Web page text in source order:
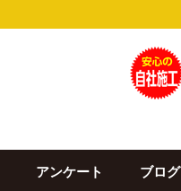
アンケート ブログ